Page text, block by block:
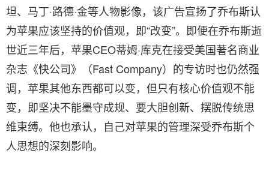
坦、马丁·路德·金等人物影像，该广告宣扬了乔布斯认
为苹果应该坚持的价值观，即“改变”。即便在乔布斯逝
世近三年后，苹果CEO蒂姆·库克在接受美国著名商业
杂志《快公司》（Fast Company）的专访时也仍然强
调，苹果其他东西都可以变，但只有核心价值观不能
变，即坚决不能墨守成规、要大胆创新、摆脱传统思
维束缚。他也承认，自己对苹果的管理深受乔布斯个
人思想的深刻影响。